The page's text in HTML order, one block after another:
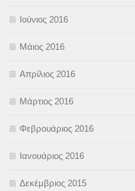
Ιούνιος 2016
Μάιος 2016
Απρίλιος 2016
Μάρτιος 2016
Φεβρουάριος 2016
Ιανουάριος 2016
Δεκέμβριος 2015